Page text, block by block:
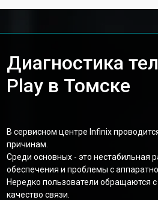
Диагностика
Play в Томске
В сервисном центре Infinix
причинам.
Среди основных - это нестабильная
обеспечения и проблемы с
Нередко пользователи обращаются
качество связи.